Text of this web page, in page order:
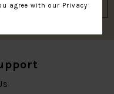
SUBSCRIBE
agree with our Privacy